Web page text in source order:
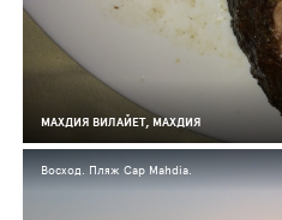
МАХДИЯ ВИЛАЙЕТ, МАХДИЯ
Восход. Пляж Cap Mahdia.